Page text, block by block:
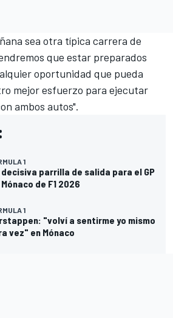
sea otra típica carrera de
que estar preparados
oportunidad que pueda
mejor esfuerzo para ejecutar
ambos autos".
1
decisiva parrilla de salida para el GP
de F1 2026
1
"volví a sentirme yo mismo
vez" en Mónaco